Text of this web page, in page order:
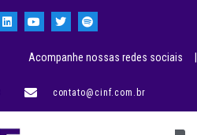
contato@cinf.com.br
Acompanhe nossas redes sociais |